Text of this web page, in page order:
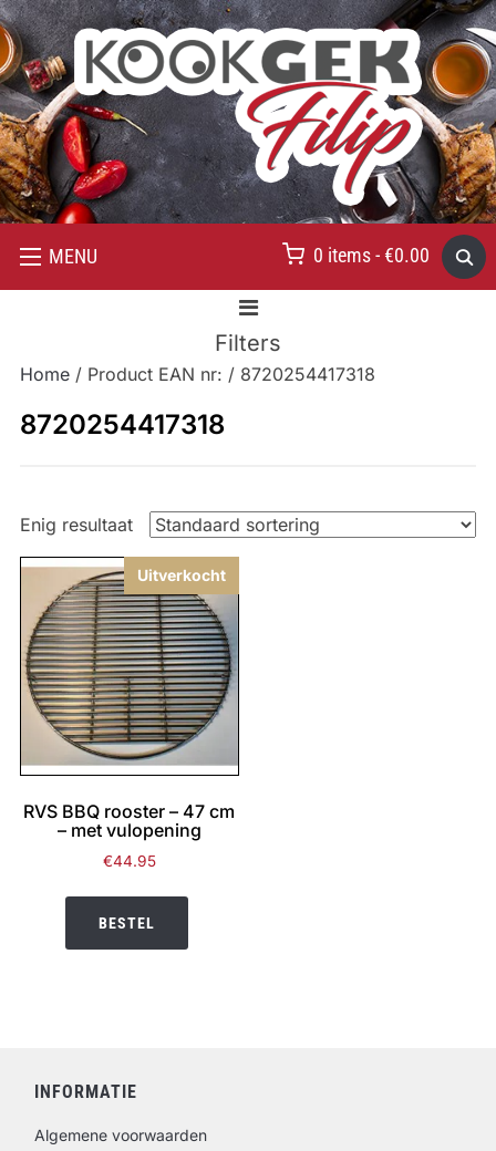
MENU 0 items - €0.00
Filters
Home/ Product EAN nr: / 8720254417318
8720254417318
Enig resultaat
Uitverkocht
RVS BBQ rooster – 47 cm
– met vulopening
€44.95
BESTEL
INFORMATIE
Algemene voorwaarden